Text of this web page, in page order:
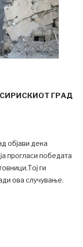
ГРАД
објави дека
прогласи победата
ги
ова случување.